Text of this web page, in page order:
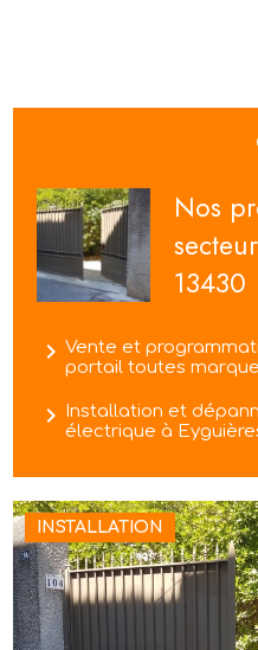
Nos
13430
navigate_nextVente et
portail toutes
navigate_next Installation et
électrique à
INSTALLATION